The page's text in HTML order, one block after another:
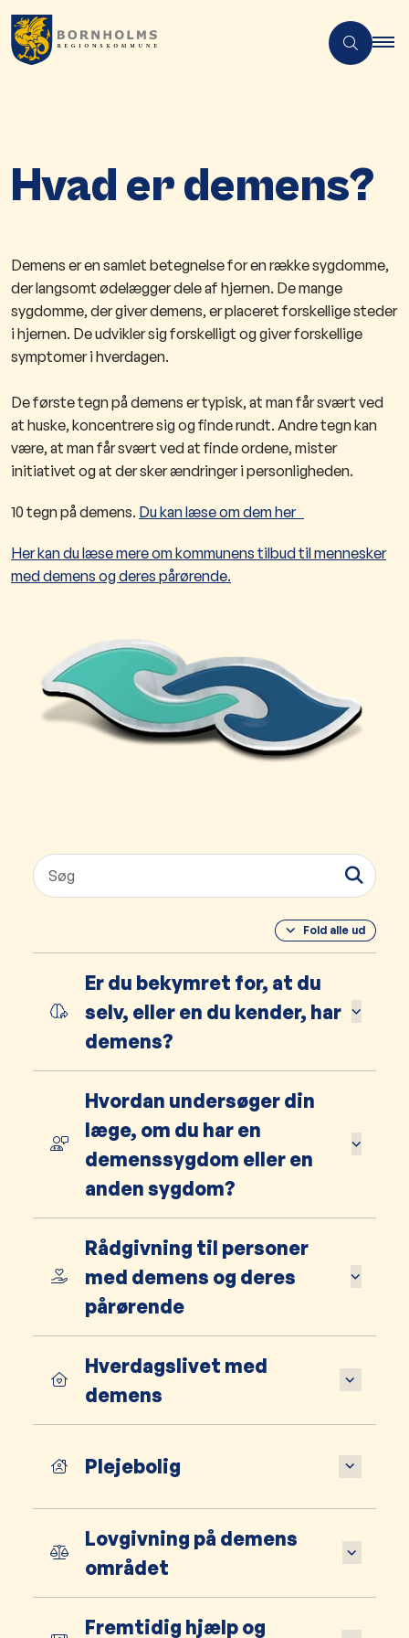
Hvad er demens?
Demens er en samlet betegnelse for en række sygdomme,
der langsomt ødelægger dele af hjernen. De mange
sygdomme, der giver demens, er placeret forskellige steder
i hjernen. De udvikler sig forskelligt og giver forskellige
symptomer i hverdagen.
De første tegn på demens er typisk, at man får svært ved
at huske, koncentrere sig og finde rundt. Andre tegn kan
være, at man får svært ved at finde ordene, mister
initiativet og at der sker ændringer i personligheden.
10 tegn på demens. Du kan læse ​om dem her​
Her kan du læse mere om kommunens tilbud til mennesker
med demens og deres pårørende.
Fold alle ud
Er du bekymret for, at du
selv, eller en du kender, har
demens?
Hvordan undersøger din
læge, om du har en
demenssygdom eller en
anden sygdom?
Rådgivning til personer
med demens og deres
pårørende
Hverdagslivet med
demens
Plejebolig
Lovgivning på demens
området
Fremtidig hjælp og